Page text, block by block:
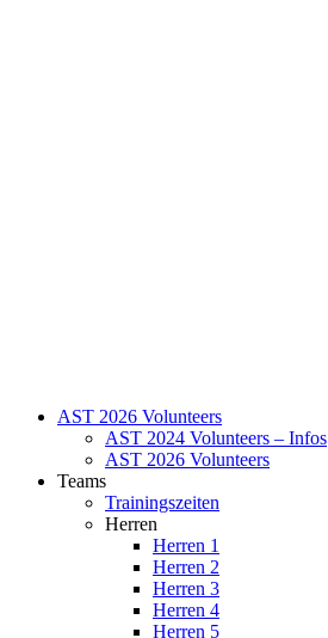
AST 2026 Volunteers
AST 2024 Volunteers – Infos
AST 2026 Volunteers
Teams
Trainingszeiten
Herren
Herren 1
Herren 2
Herren 3
Herren 4
Herren 5